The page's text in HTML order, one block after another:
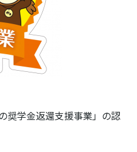
奨学金返還支援事業」の認